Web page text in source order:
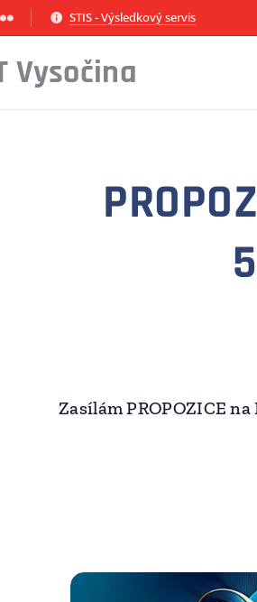
STIS - Výsledkový servis
Vysočina
Zasílám PROPOZICE